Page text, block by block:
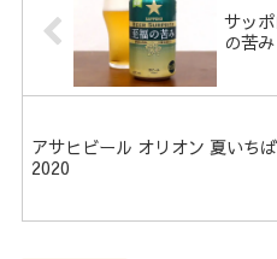
サッ
の苦
アサヒビール オリオン 夏いち
2020